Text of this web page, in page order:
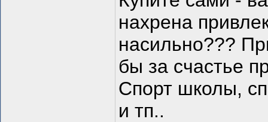
нахрена
насильно???
бы за счастье
Спорт школы,
и тп..